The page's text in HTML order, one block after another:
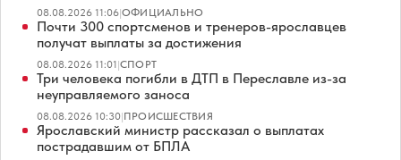
08.08.2026 11:06|ОФИЦИАЛЬНО
Почти 300 спортсменов и тренеров-ярославцев
получат выплаты за достижения
08.08.2026 11:01|СПОРТ
Три человека погибли в ДТП в Переславле из-за
неуправляемого заноса
08.08.2026 10:30|ПРОИСШЕСТВИЯ
Ярославский министр рассказал о выплатах
пострадавшим от БПЛА